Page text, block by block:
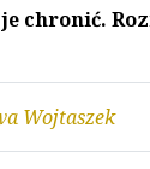
chronić.
Wojtaszek